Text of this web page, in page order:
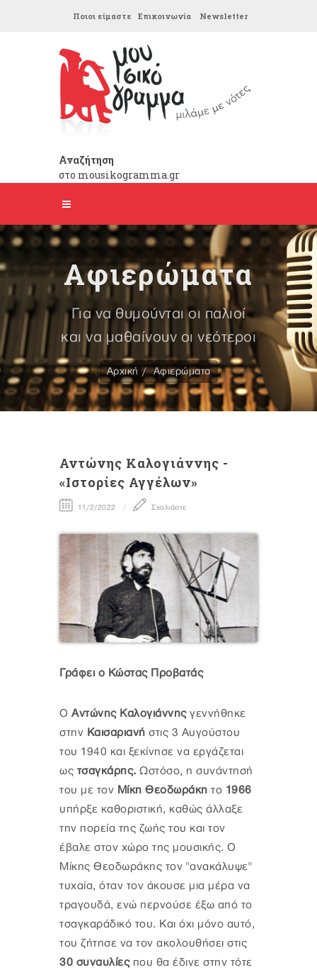
Ποιοι είμαστε Επικοινωνία Newsletter
Αναζήτηση
στο mousikogramma.gr
Αφιερώματα
Για να θυμούνται οι παλιοί
και να μαθαίνουν οι νεότεροι
Αρχική Αφιερώματα
Αντώνης Καλογιάννης -
«Ιστορίες Αγγέλων»
11/2/2022 Σχολιάστε
Γράφει ο Κώστας Προβατάς
Ο Αντώνης Καλογιάννης γεννήθηκε
στην Καισαριανή στις 3 Αυγούστου
του 1940 και ξεκίνησε να εργάζεται
ως τσαγκάρης. Ωστόσο, η συνάντησή
του με τον Μίκη Θεοδωράκη το 1966
υπήρξε καθοριστική, καθώς άλλαξε
την πορεία της ζωής του και τον
έβαλε στον χώρο της μουσικής. Ο
Μίκης Θεοδωράκης τον "ανακάλυψε"
τυχαία, όταν τον άκουσε μια μέρα να
τραγουδά, ενώ περνούσε έξω από το
τσαγκαράδικό του. Και όχι μόνο αυτό,
του ζήτησε να τον ακολουθήσει στις
30 συναυλίεςπου θα έδινε στην τότε